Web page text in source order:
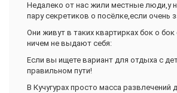
Недалеко от нас жили местные люди,у
пару секретиков о посёлке,если очень
Они живут в таких квартирках бок о
ничем не выдают себя:
Если вы ищете вариант для отдыха с
правильном пути!
В Кучугурах просто масса развлечений